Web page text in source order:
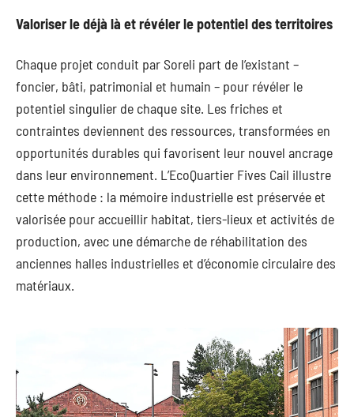
Valoriser le déjà là et révéler le potentiel des territoires
Chaque projet conduit par Soreli part de l’existant –
foncier, bâti, patrimonial et humain – pour révéler le
potentiel singulier de chaque site. Les friches et
contraintes deviennent des ressources, transformées en
opportunités durables qui favorisent leur nouvel ancrage
dans leur environnement. L’EcoQuartier Fives Cail illustre
cette méthode : la mémoire industrielle est préservée et
valorisée pour accueillir habitat, tiers-lieux et activités de
production, avec une démarche de réhabilitation des
anciennes halles industrielles et d’économie circulaire des
matériaux.